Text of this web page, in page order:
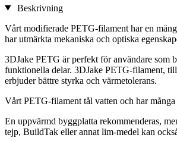
Beskrivning
Vårt modifierade PETG-filament har en
har utmärkta mekaniska och optiska
3DJake PETG är perfekt för användare som
funktionella delar. 3DJake PETG-filament,
erbjuder bättre styrka och värmetolerans.
Vårt PETG-filament tål vatten och har många
En uppvärmd byggplatta rekommenderas,
tejp, BuildTak eller annat lim-medel kan